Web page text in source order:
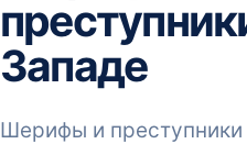
Западе
Шерифы и